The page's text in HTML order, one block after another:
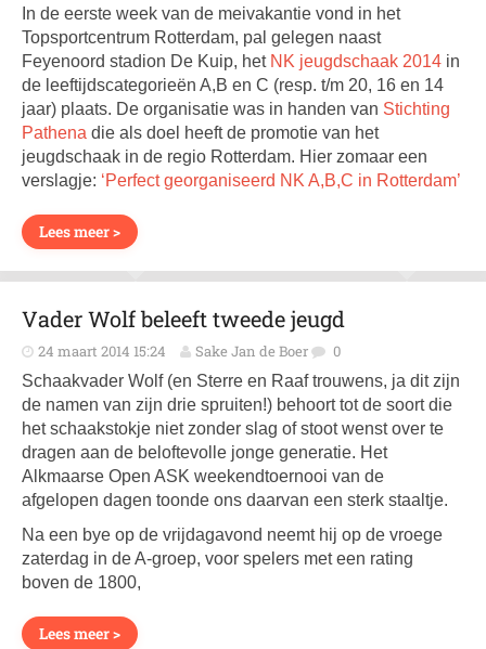
In de eerste week van de meivakantie vond in het
Topsportcentrum Rotterdam, pal gelegen naast
Feyenoord stadion De Kuip, het NK jeugdschaak 2014 in
de leeftijdscategorieën A,B en C (resp. t/m 20, 16 en 14
jaar) plaats. De organisatie was in handen van Stichting
Pathena die als doel heeft de promotie van het
jeugdschaak in de regio Rotterdam. Hier zomaar een
verslagje: ‘Perfect georganiseerd NK A,B,C in Rotterdam’
Lees meer >
Vader Wolf beleeft tweede jeugd
24 maart 2014 15:24 Sake Jan de Boer 0
Schaakvader Wolf (en Sterre en Raaf trouwens, ja dit zijn
de namen van zijn drie spruiten!) behoort tot de soort die
het schaakstokje niet zonder slag of stoot wenst over te
dragen aan de beloftevolle jonge generatie. Het
Alkmaarse Open ASK weekendtoernooi van de
afgelopen dagen toonde ons daarvan een sterk staaltje.
Na een bye op de vrijdagavond neemt hij op de vroege
zaterdag in de A-groep, voor spelers met een rating
boven de 1800,
Lees meer >